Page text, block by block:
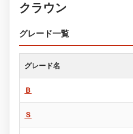
クラウン
グレード一覧
グレード名
Ｂ
Ｓ